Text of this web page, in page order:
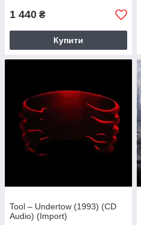
1 440 ₴
Купити
Tool – Undertow (1993) (CD
Audio) (Import)